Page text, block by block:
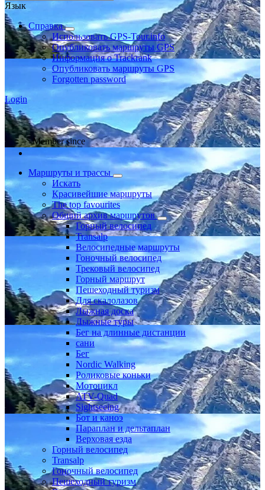
Язык
Справка
Использовать GPS-Tour.info
Опубликовать маршруты GPS
Информация о Trackrank
Опубликовать маршруты GPS
Forgotten password
Login
Member since
Маршруты и трассы
Искать
Красивейшие маршруты
The top favourites
Общий архив маршрутов
Горный велосипед
Transalp
Велосипедные маршруты
Гоночный велосипед
Трековый велосипед
Горный маршрут
Пешеходный туризм
Для скалолазов
Лыжная доска
Лыжные туры
Бег на длинные дистанции
сани
Бег
Nordic Walking
Роликовые коньки
Мотоцикл
ATV-Quad
Sightseeing
Бот и каноэ
Параплан и дельтаплан
Верховая езда
Горный велосипед
Transalp
Гоночный велосипед
Пешеходный туризм